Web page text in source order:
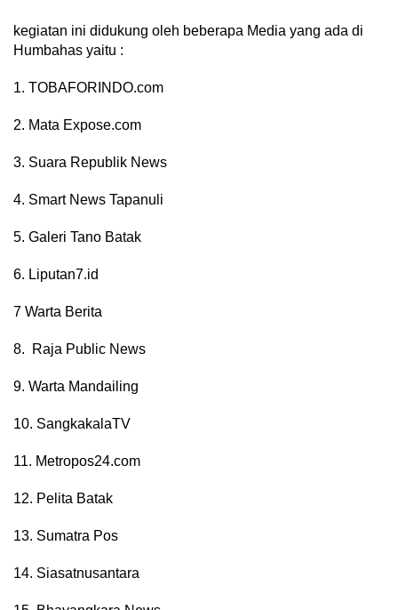
kegiatan ini didukung oleh beberapa Media yang ada di
Humbahas yaitu :
1. TOBAFORINDO.com
2. Mata Expose.com
3. Suara Republik News
4. Smart News Tapanuli
5. Galeri Tano Batak
6. Liputan7.id
7 Warta Berita
8. Raja Public News
9. Warta Mandailing
10. SangkakalaTV
11. Metropos24.com
12. Pelita Batak
13. Sumatra Pos
14. Siasatnusantara